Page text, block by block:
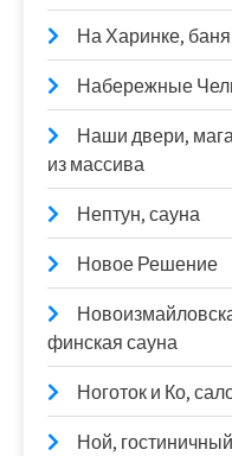
На Харинке, баня
Набережные
Наши двери,
из массива
Нептун, сауна
Новое Решение
финская сауна
Ноготок и Ко,
Ной,